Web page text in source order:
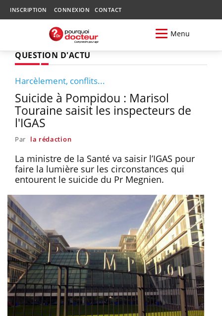
INSCRIPTION CONNEXION CONTACT
Menu
QUESTION D'ACTU
Harcèlement, conflits...
Suicide à Pompidou : Marisol
Touraine saisit les inspecteurs de
l'IGAS
Par la rédaction
La ministre de la Santé va saisir l’IGAS pour
faire la lumière sur les circonstances qui
entourent le suicide du Pr Megnien.